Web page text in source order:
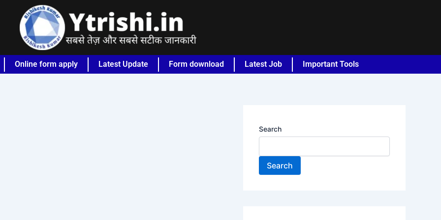
Online form apply Latest Update Form download Latest Job Important Tools
Search
Search